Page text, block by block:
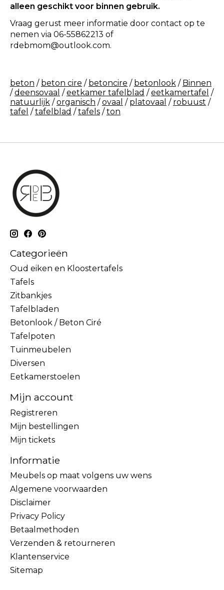
alleen geschikt voor binnen gebruik.
Vraag gerust meer informatie door contact op te
nemen via 06-55862213 of
rdebmom@outlook.com.
beton / beton cire / betoncire / betonlook / Binnen
/deensovaal /eetkamer tafelblad /eetkamertafel /
natuurlijk /organisch /ovaal / platovaal / robuust /
tafel /tafelblad /tafels /ton
Categorieën
Oud eiken en Kloostertafels
Tafels
Zitbankjes
Tafelbladen
Betonlook / Beton Ciré
Tafelpoten
Tuinmeubelen
Diversen
Eetkamerstoelen
Mijn account
Registreren
Mijn bestellingen
Mijn tickets
Informatie
Meubels op maat volgens uw wens
Algemene voorwaarden
Disclaimer
Privacy Policy
Betaalmethoden
Verzenden & retourneren
Klantenservice
Sitemap